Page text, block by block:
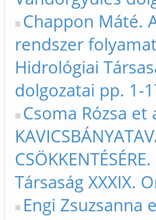
Chappon Máté.
rendszer
Hidrológiai
dolgozatai pp. 1-
Csoma Rózsa et
Társaság XXXIX.
Engi